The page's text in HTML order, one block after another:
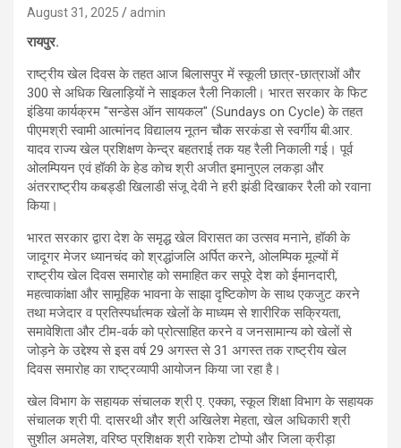
August 31, 2025 admin
रायपुर.
राष्ट्रीय खेल दिवस के तहत आज बिलासपुर में स्कूली छात्र-छात्राओं और
300 से अधिक खिलाड़ियों ने साइकल रैली निकाली। भारत सरकार के फिट
इंडिया कार्यक्रम "सन्डेस ऑन सायकल" (Sundays on Cycle) के तहत
पीएमश्री स्वामी आत्मांनद विद्यालय नूतन चौक सरकंडा से स्वर्गीय बी.आर.
यादव राज्य खेल प्रशिक्षण केन्द्र बहतराई तक यह रैली निकाली गई। पूर्व
ओलम्पियन एवं हॉकी के हेड कोच श्री अजीत इमानुएल लकड़ा और
अंतरराष्ट्रीय कबड्डी खिलाडी संजू देवी ने हरी झंडी दिखाकर रैली को रवाना
किया।
भारत सरकार द्वारा देश के समृद्ध खेल विरासत का उत्सव मनाने, हॉकी के
जादूगर मेजर ध्यानचंद को श्रद्धांजलि अर्पित करने, ओलम्पिक मूल्यों में
राष्ट्रीय खेल दिवस समारोह को समाहित कर सपूरे देश को ईमानदारी,
महत्वाकांक्षा और सामूहिक भावना के साझा दृष्टिकोण के साथ एकजुट करने
तथा मजेदार व प्रतिस्पर्धात्मक खेलों के माध्यम से शारीरिक सक्रियता,
समावेशिता और टीम-वर्क को प्रोत्साहित करने व जनसामान्य को खेलों से
जोड़ने के उद्देश्य से इस वर्ष 29 अगस्त से 31 अगस्त तक राष्ट्रीय खेल
दिवस समारोह का राष्ट्रव्यापी आयोजन किया जा रहा है।
खेल विभाग के सहायक संचालक श्री ए. एक्का, स्कूल शिक्षा विभाग के सहायक
संचालक श्री पी. दासरथी और श्री अखिलेश मेहता, खेल अधिकारी श्री
सुशील अमलेश, वरिष्ठ प्रशिक्षक श्री राकेश टोप्पो और जिला क्रीड़ा